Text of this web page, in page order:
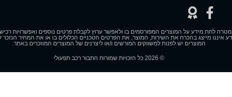
לתת מידע על המוצרים המפורסמים בו ולאפשר ערוץ לקבלת פרטים נוספים ואפשרויות
איננו מייצג בהכרח את השירות, המוצר, את הפרטים הטכניים הכלולים בו או את המחיר הנזכר
המוצרים יש לפנות למשווקים המורשים ו/או ליצרנים של המוצרים המוזכרים באתר.
© 2026 כל הזכויות שמורות התבור רכב תפעולי